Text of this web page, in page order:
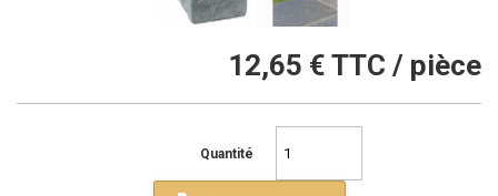
12,65 € TTC / pièce
Quantité